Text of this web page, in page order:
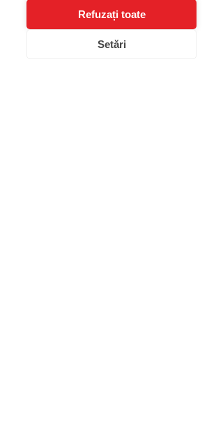
Refuzați toate
Setări
vulnerabilității și a eșecurilor. Orice
critică este percepută ca un atac
direct la identitate și provoacă